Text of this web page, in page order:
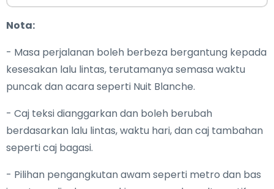
Nota:
- Masa perjalanan boleh berbeza bergantung kepada
kesesakan lalu lintas, terutamanya semasa waktu
puncak dan acara seperti Nuit Blanche.
- Caj teksi dianggarkan dan boleh berubah
berdasarkan lalu lintas, waktu hari, dan caj tambahan
seperti caj bagasi.
- Pilihan pengangkutan awam seperti metro dan bas